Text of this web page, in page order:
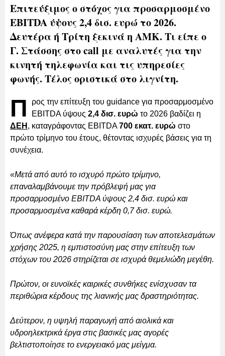
Επιτεύξιμος ο στόχος για προσαρμοσμένο
EBITDA ύψους 2,4 δισ. ευρώ το 2026.
Δευτέρα ή Τρίτη ξεκινά η ΑΜΚ. Τι είπε ο
Γ. Στάσσης στο call με αναλυτές για την
κινητή τηλεφωνία και τις υπηρεσίες
φωνής. Τέλος οριστικά στο λιγνίτη.
Π
ρος την επίτευξη του guidance για προσαρμοσμένο
EBITDA ύψους 2,4 δισ. ευρώ το 2026 βαδίζει η
ΔΕΗ , καταγράφοντας EBITDA700 εκατ. ευρώ στο
πρώτο τρίμηνο του έτους, θέτοντας ισχυρές βάσεις για τη
συνέχεια.
«Μετά από αυτό το ισχυρό πρώτο τρίμηνο,
επαναλαμβάνουμε την πρόβλεψή μας για
προσαρμοσμένο EBITDA ύψους 2,4 δισ. ευρώ και
προσαρμοσμένα καθαρά κέρδη 0,7 δισ. ευρώ.
Όπως ανέφερα κατά την παρουσίαση των αποτελεσμάτων
χρήσης 2025, η εμπιστοσύνη μας στην επίτευξη των
στόχων του 2026 στηρίζεται σε ισχυρά θεμελιώδη μεγέθη.
Πρώτον, οι ευνοϊκές καιρικές συνθήκες ενίσχυσαν τα
περιθώρια κέρδους της λιανικής μας δραστηριότητας.
Δεύτερον, η υψηλή παραγωγή από αιολικά και
υδροηλεκτρικά έργα στις βασικές μας αγορές
βελτιστοποίησε το ενεργειακό μας μείγμα.